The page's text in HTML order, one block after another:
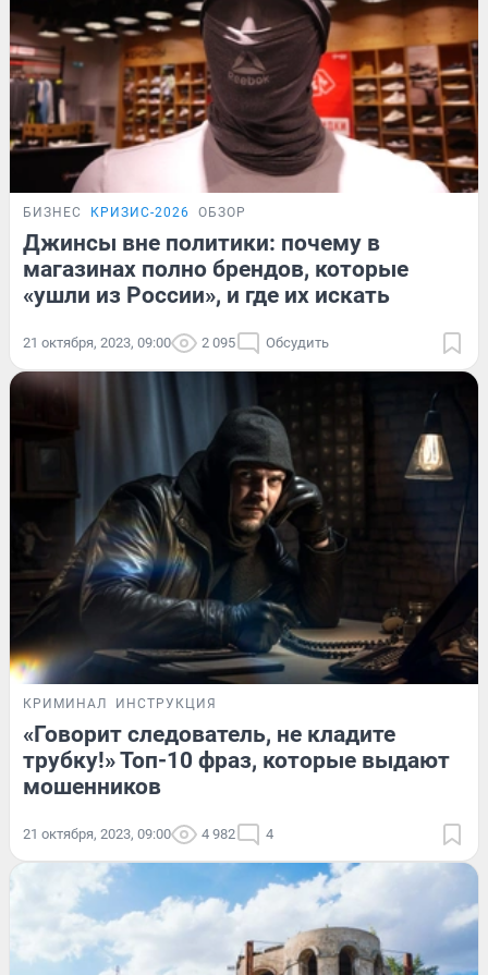
БИЗНЕС КРИЗИС-2026 ОБЗОР
Джинсы вне политики: почему в
магазинах полно брендов, которые
«ушли из России», и где их искать
21 октября, 2023, 09:00 2 095 Обсудить
КРИМИНАЛ ИНСТРУКЦИЯ
«Говорит следователь, не кладите
трубку!» Топ-10 фраз, которые выдают
мошенников
21 октября, 2023, 09:00 4 982 4